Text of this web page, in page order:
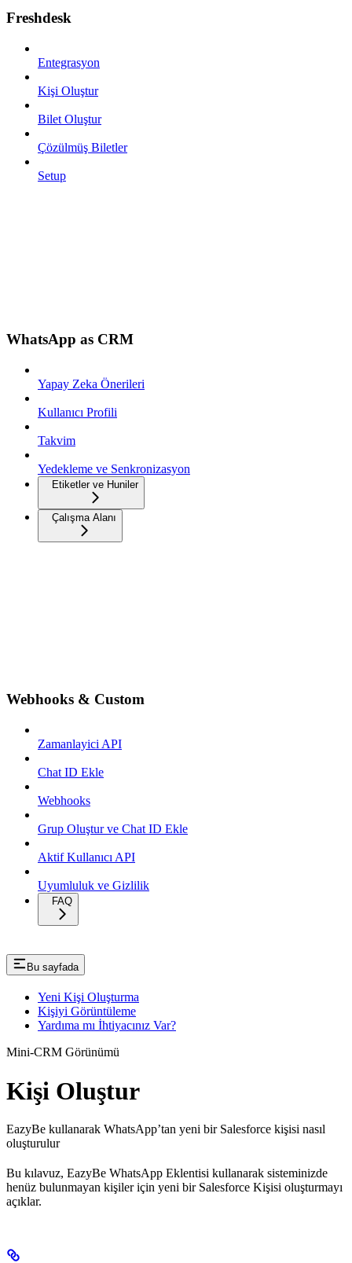
Freshdesk
Entegrasyon
Kişi Oluştur
Bilet Oluştur
Çözülmüş Biletler
Setup
WhatsApp as CRM
Yapay Zeka Önerileri
Kullanıcı Profili
Takvim
Yedekleme ve Senkronizasyon
Etiketler ve Huniler
Çalışma Alanı
Webhooks & Custom
Zamanlayici API
Chat ID Ekle
Webhooks
Grup Oluştur ve Chat ID Ekle
Aktif Kullanıcı API
Uyumluluk ve Gizlilik
FAQ
Bu sayfada
Yeni Kişi Oluşturma
Kişiyi Görüntüleme
Yardıma mı İhtiyacınız Var?
Mini-CRM Görünümü
Kişi Oluştur
EazyBe kullanarak WhatsApp’tan yeni bir Salesforce kişisi nasıl
oluşturulur
Bu kılavuz, EazyBe WhatsApp Eklentisi kullanarak sisteminizde
henüz bulunmayan kişiler için yeni bir Salesforce Kişisi oluşturmayı
açıklar.